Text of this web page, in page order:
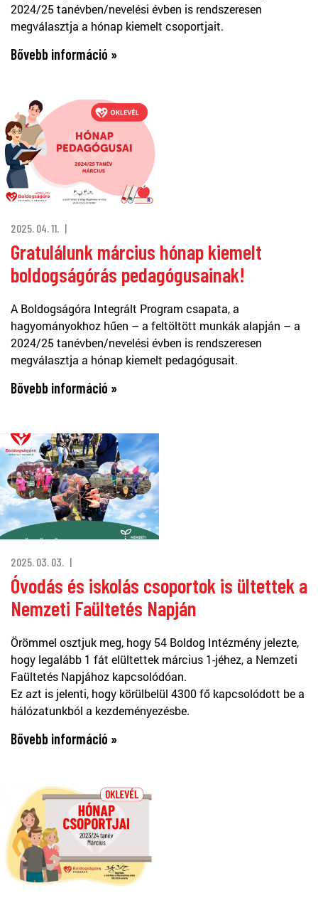
2024/25 tanévben/nevelési évben is rendszeresen
megválasztja a hónap kiemelt csoportjait.
Bővebb információ »
2025. 04. 11.
Gratulálunk március hónap kiemelt
boldogságórás pedagógusainak!
A Boldogságóra Integrált Program csapata, a
hagyományokhoz hűen – a feltöltött munkák alapján – a
2024/25 tanévben/nevelési évben is rendszeresen
megválasztja a hónap kiemelt pedagógusait.
Bővebb információ »
2025. 03. 03.
Óvodás és iskolás csoportok is ültettek a
Nemzeti Faültetés Napján
Örömmel osztjuk meg, hogy 54 Boldog Intézmény jelezte,
hogy legalább 1 fát elültettek március 1-jéhez, a Nemzeti
Faültetés Napjához kapcsolódóan.
Ez azt is jelenti, hogy körülbelül 4300 fő kapcsolódott be a
hálózatunkból a kezdeményezésbe.
Bővebb információ »